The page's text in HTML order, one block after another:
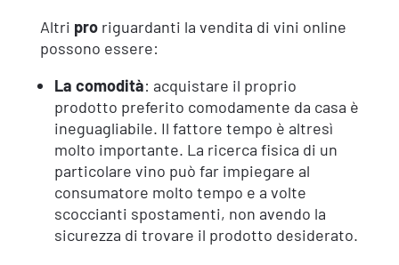
Altri proriguardanti la vendita di vini online
possono essere:
La comodità: acquistare il proprio
prodotto preferito comodamente da casa è
ineguagliabile. Il fattore tempo è altresì
molto importante. La ricerca fisica di un
particolare vino può far impiegare al
consumatore molto tempo e a volte
scoccianti spostamenti, non avendo la
sicurezza di trovare il prodotto desiderato.